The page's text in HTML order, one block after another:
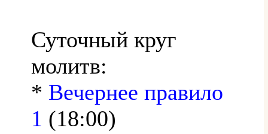
Суточный круг
молитв:
* Вечернее правило
1 (18:00)